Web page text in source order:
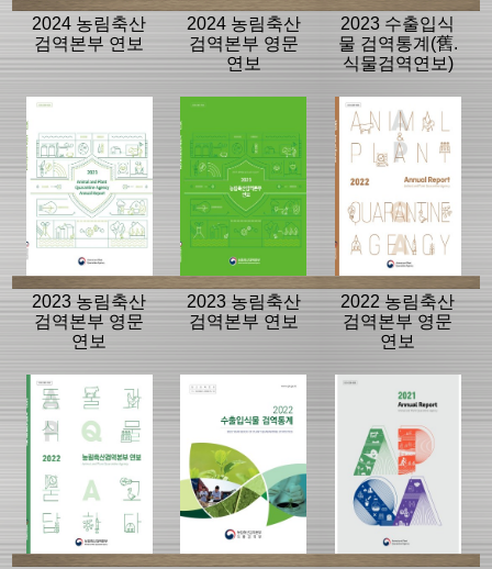
2024 농림축산
검역본부 연보
2024 농림축산
검역본부 영문
연보
2023 수출입식
물 검역통계(舊.
식물검역연보)
2023 농림축산
검역본부 영문
연보
2023 농림축산
검역본부 연보
2022 농림축산
검역본부 영문
연보